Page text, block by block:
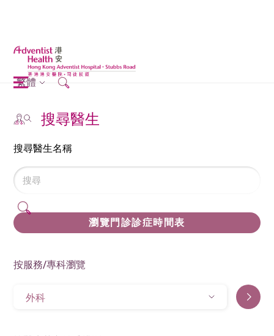
繁體
搜尋醫生
搜尋醫生名稱
瀏覽門診診症時間表
按服務/專科瀏覽
外科